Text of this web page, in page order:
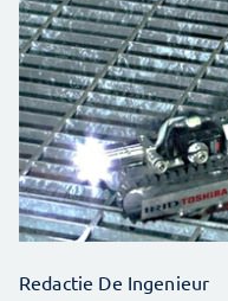
Redactie De Ingenieur